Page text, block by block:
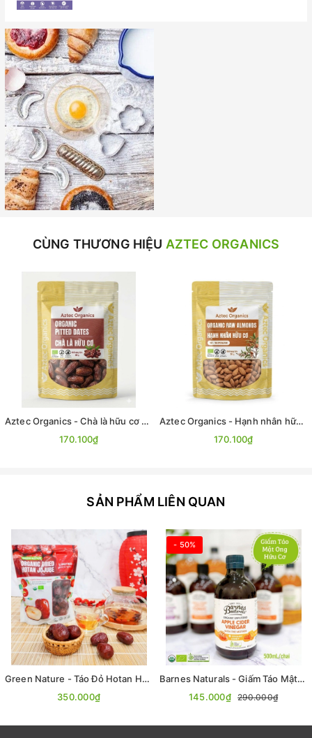
CÙNG THƯƠNG HIỆU AZTEC ORGANICS
Aztec Organics - Chà là hữu cơ 300g
170.100₫
Aztec Organics - Hạnh nhân hữu cơ 200g
170.100₫
SẢN PHẨM LIÊN QUAN
Green Nature - Táo Đỏ Hotan Hữu Cơ 500gr ( Siêu VIP)
350.000₫
- 50%
Barnes Naturals - Giấm Táo Mật Ong Hữu Cơ (có giấm cái) 500ml
145.000₫
290.000₫